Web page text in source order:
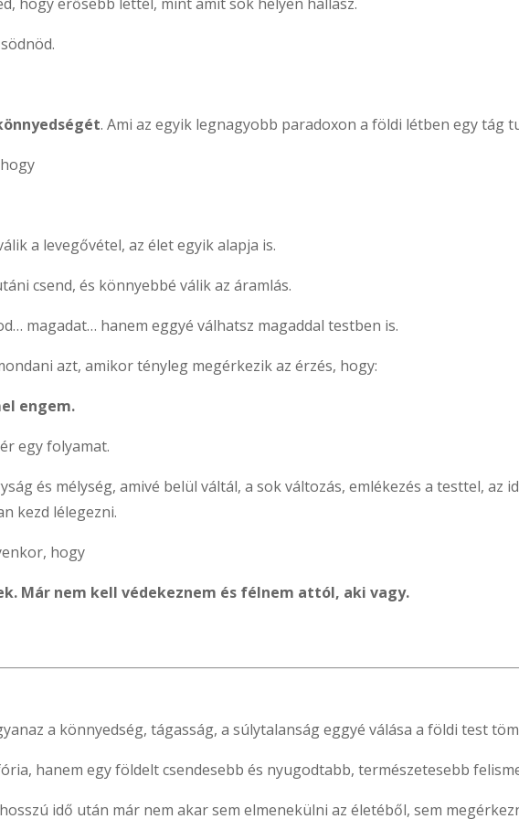
. Ami az egyik legnagyobb paradoxon a földi létben egy tág
a levegővétel, az élet egyik alapja is.
csend, és könnyebbé válik az áramlás.
magadat… hanem eggyé válhatsz magaddal testben is.
azt, amikor tényleg megérkezik az érzés, hogy:
engem.
egy folyamat.
és mélység, amivé belül váltál, a sok változás, emlékezés a testtel, az
kezd lélegezni.
hogy
Már nem kell védekeznem és félnem attól, aki vagy.
a könnyedség, tágasság, a súlytalanság eggyé válása a földi test
hanem egy földelt csendesebb és nyugodtabb, természetesebb
idő után már nem akar sem elmenekülni az életéből, sem